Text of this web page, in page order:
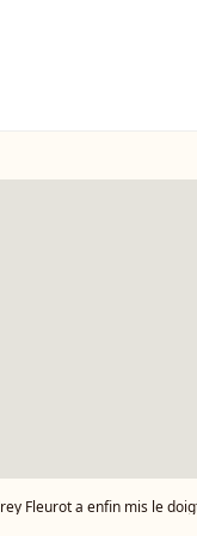
Fleurot a enfin mis le